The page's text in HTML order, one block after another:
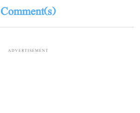
Comment(s)
ADVERTISEMENT